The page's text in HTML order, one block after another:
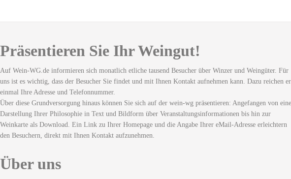
Präsentieren Sie Ihr Weingut!
Auf Wein-WG.de informieren sich monatlich etliche tausend Besucher über Winzer und Weingüter. Für
uns ist es wichtig, dass der Besucher Sie findet und mit Ihnen Kontakt aufnehmen kann. Dazu reichen
einmal Ihre Adresse und Telefonnummer.
Über diese Grundversorgung hinaus können Sie sich auf der wein-wg präsentieren: Angefangen von
Darstellung Ihrer Philosophie in Text und Bildform über Veranstaltungsinformationen bis hin zur
Weinkarte als Download. Ein Link zu Ihrer Homepage und die Angabe Ihrer eMail-Adresse erleichtern
den Besuchern, direkt mit Ihnen Kontakt aufzunehmen.
Über uns